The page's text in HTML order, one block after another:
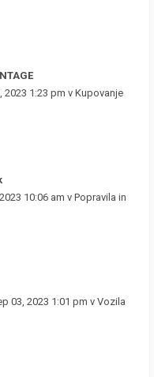
2023 1:23 pm v Kupovanje
10:06 am v Popravila in
03, 2023 1:01 pm v Vozila